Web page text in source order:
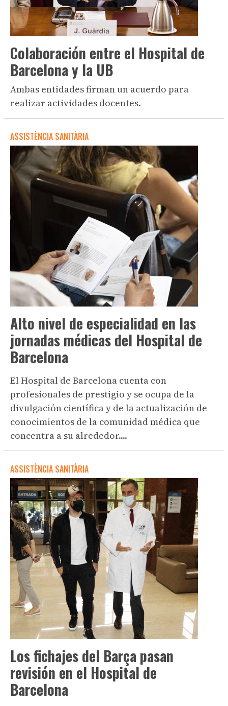
Colaboración entre el Hospital de
Barcelona y la UB
Ambas entidades firman un acuerdo para
realizar actividades docentes.
ASSISTÈNCIA SANITÀRIA
Alto nivel de especialidad en las
jornadas médicas del Hospital de
Barcelona
El Hospital de Barcelona cuenta con
profesionales de prestigio y se ocupa de la
divulgación científica y de la actualización de
conocimientos de la comunidad médica que
concentra a su alrededor....
ASSISTÈNCIA SANITÀRIA
Los fichajes del Barça pasan
revisión en el Hospital de
Barcelona